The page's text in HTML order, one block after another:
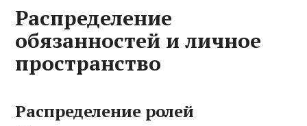
Распределение
обязанностей и личное
пространство
Распределение ролей